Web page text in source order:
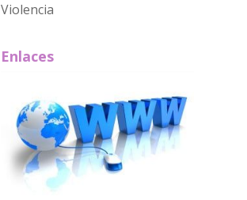
Violencia
Enlaces